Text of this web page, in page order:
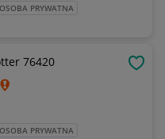
PRYWATNA
76420
PRYWATNA